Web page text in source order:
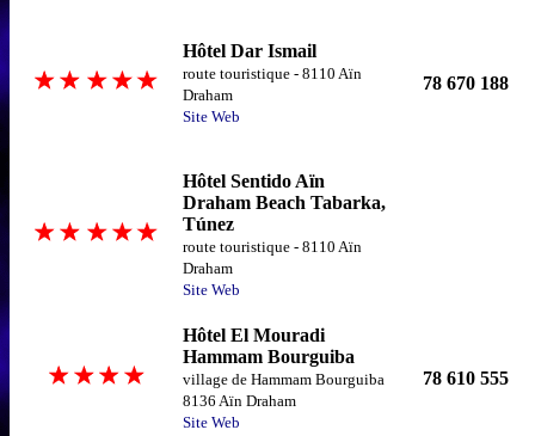
Hôtel Dar Ismail
route touristique - 8110 Aïn
Draham
Site Web
78 670 188
Hôtel Sentido Aïn
Draham Beach Tabarka,
Túnez
route touristique - 8110 Aïn
Draham
Site Web
Hôtel El Mouradi
Hammam Bourguiba
village de Hammam Bourguiba
8136 Aïn Draham
Site Web
78 610 555